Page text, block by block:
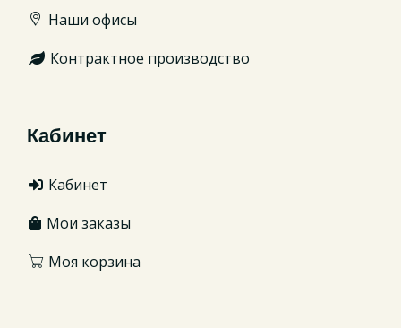
Наши офисы
Контрактное производство
Кабинет
Кабинет
Мои заказы
Моя корзина